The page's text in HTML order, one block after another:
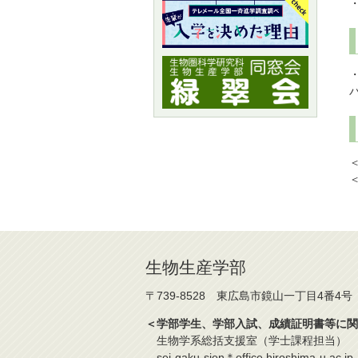
生物生産学部
〒739-8528 東広島市鏡山一丁目4番4号
＜学部学生、学部入試、成績証明書等に
生物学系総括支援室（学士課程担当）